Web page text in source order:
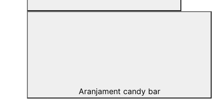
Aranjament candy bar